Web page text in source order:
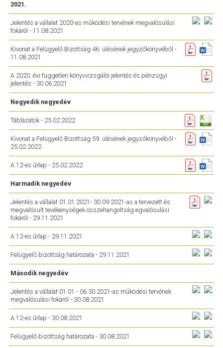
2021.
Jelentés a vállalat 2020-as működési tervének megvalósulási
fokáról - 11.08.2021
Kivonat a Felügyelő Bizottság 46. ülésének jegyzőkönyvéből -
11.08.2021
A 2020. évi független könyvvizsgálói jelentés és pénzügyi
jelentés - 30.06.2021
Negyedik negyedév
Táblázatok - 25.02.2022
Kivonat a Felügyelő Bizottság 59. ülésének jegyzőkönyvéből -
25.02.2022
A 12-es űrlap - 25.02.2022
Harmadik negyedév
Jelentés a vállalat 01.01.2021- 30.09.2021-as a tervezett és
megvalósult tevékenységek összehangoltság egvalósulási
fokáról - 29.11.2021
A 12-es űrlap - 29.11.2021
Felügyelő bizottság határozata - 29.11.2021
Második negyedév
Jelentés a vállalat 01.01 - 06.30.2021-as működési tervének
megvalósulási fokáról - 30.08.2021
A 12-es űrlap - 30.08.2021
Felügyelő bizottság határozata - 30.08.2021